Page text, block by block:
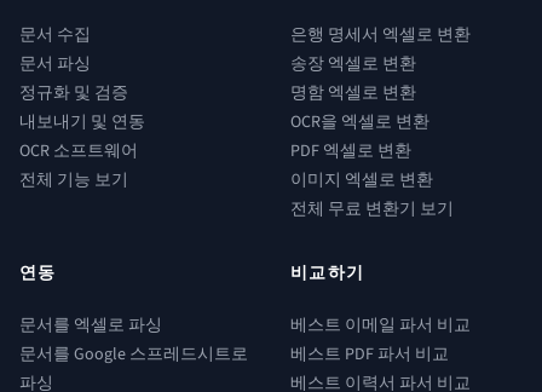
문서 수집
문서 파싱
정규화 및 검증
내보내기 및 연동
OCR 소프트웨어
전체 기능 보기
은행 명세서 엑셀로 변환
송장 엑셀로 변환
명함 엑셀로 변환
OCR을 엑셀로 변환
PDF 엑셀로 변환
이미지 엑셀로 변환
전체 무료 변환기 보기
연동
문서를 엑셀로 파싱
문서를 Google 스프레드시트로
파싱
비교하기
베스트 이메일 파서 비교
베스트 PDF 파서 비교
베스트 이력서 파서 비교